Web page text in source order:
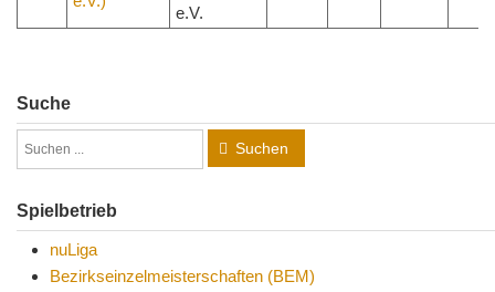
e.V.
Suche
Suchen
Spielbetrieb
nuLiga
Bezirkseinzelmeisterschaften (BEM)